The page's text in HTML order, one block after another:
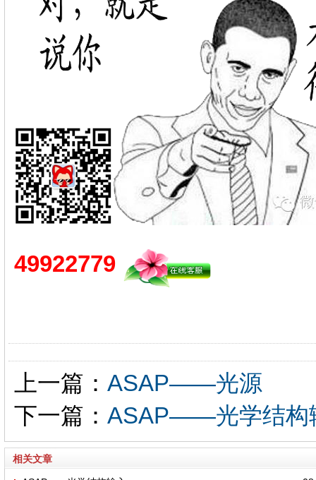
49922779
上一篇： ASAP——光源
下一篇： ASAP——光学结构
相关文章